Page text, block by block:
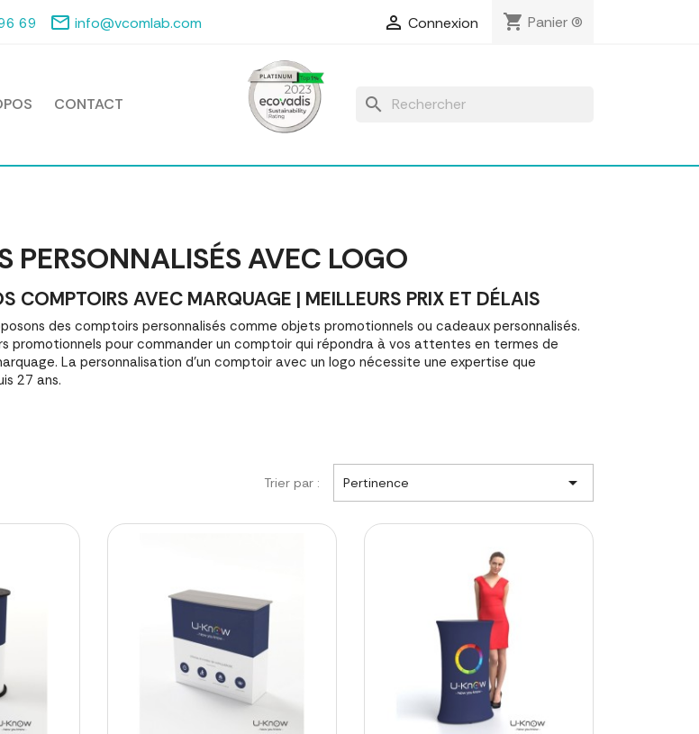
69 mail_outline info@vcomlab.com  Connexion shopping_cart Panier(0)
CONTACT search
PERSONNALISÉS AVEC LOGO
COMPTOIRS AVEC MARQUAGE | MEILLEURS PRIX ET DÉLAIS
des comptoirs personnalisés comme objets promotionnels ou cadeaux personnalisés.
promotionnels pour commander un comptoir qui répondra à vos attentes en termes de
La personnalisation d'un comptoir avec un logo nécessite une expertise que
27 ans.
Trier par : Pertinence 